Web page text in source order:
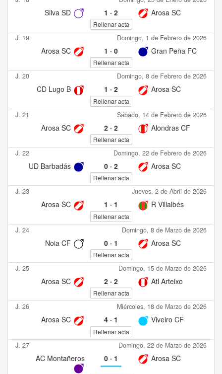
Silva SD 1 · 2 Arosa SC
Rellenar acta
J. 19 Domingo, 1 de Febrero de 2026
Arosa SC 1 · 0 Gran Peña FC
Rellenar acta
J. 20 Domingo, 8 de Febrero de 2026
CD Lugo B 1 · 2 Arosa SC
Rellenar acta
J. 21 Sábado, 14 de Febrero de 2026
Arosa SC 2· 2 Alondras CF
Rellenar acta
J. 22 Domingo, 22 de Febrero de 2026
UD Barbadás 0· 2 Arosa SC
Rellenar acta
J. 23 Jueves, 2 de Abril de 2026
Arosa SC 1 · 1 R Villalbés
Rellenar acta
J. 24 Domingo, 8 de Marzo de 2026
Noia CF 0· 1 Arosa SC
Rellenar acta
J. 25 Domingo, 15 de Marzo de 2026
Arosa SC 2· 2 Atl Arteixo
Rellenar acta
J. 26 Miércoles, 18 de Marzo de 2026
Arosa SC 4· 1 Viveiro CF
Rellenar acta
J. 27 Domingo, 22 de Marzo de 2026
AC Montañeros 0· 1 Arosa SC